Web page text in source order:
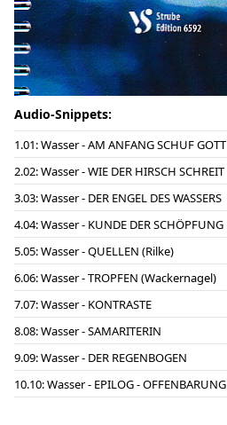
Audio-Snippets:
01: Wasser - AM ANFANG SCHUF GOTT
02: Wasser - WIE DER HIRSCH SCHREIT
03: Wasser - DER ENGEL DES WASSERS
04: Wasser - KUNDE DER SCHÖPFUNG
05: Wasser - QUELLEN (Rilke)
06: Wasser - TROPFEN (Wackernagel)
07: Wasser - KONTRASTE
08: Wasser - SAMARITERIN
09: Wasser - DER REGENBOGEN
10: Wasser - EPILOG - OFFENBARUNG